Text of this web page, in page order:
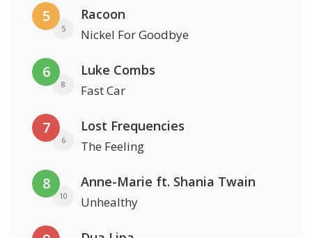
5
5
Racoon
Nickel For Goodbye
6
8
Luke Combs
Fast Car
7
6
Lost Frequencies
The Feeling
8
10
Anne-Marie ft. Shania Twain
Unhealthy